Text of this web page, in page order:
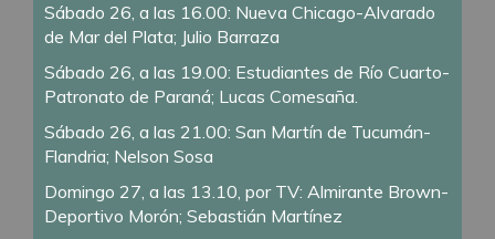
Sábado 26, a las 16.00: Nueva Chicago-Alvarado
de Mar del Plata; Julio Barraza
Sábado 26, a las 19.00: Estudiantes de Río Cuarto-
Patronato de Paraná; Lucas Comesaña.
Sábado 26, a las 21.00: San Martín de Tucumán-
Flandria; Nelson Sosa
Domingo 27, a las 13.10, por TV: Almirante Brown-
Deportivo Morón; Sebastián Martínez